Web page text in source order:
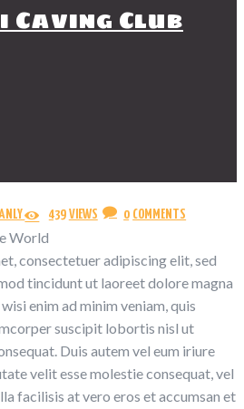
Caving Club
439 VIEWS 0 COMMENTS
consectetuer adipiscing elit, sed
tincidunt ut laoreet dolore magna
enim ad minim veniam, quis
suscipit lobortis nisl ut
Duis autem vel eum iriure
velit esse molestie consequat, vel
facilisis at vero eros et accumsan et